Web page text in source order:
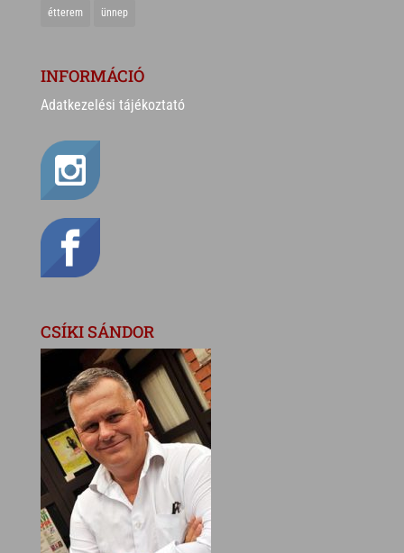
étterem ünnep
INFORMÁCIÓ
Adatkezelési tájékoztató
CSÍKI SÁNDOR